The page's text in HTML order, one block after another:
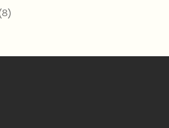
prodotti
88